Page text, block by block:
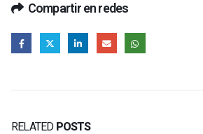
Compartir en redes
RELATED POSTS